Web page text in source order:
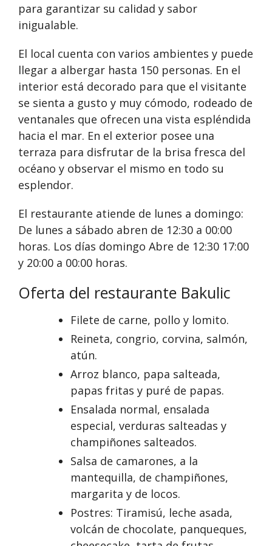
para garantizar su calidad y sabor
inigualable.
El local cuenta con varios ambientes y puede
llegar a albergar hasta 150 personas. En el
interior está decorado para que el visitante
se sienta a gusto y muy cómodo, rodeado de
ventanales que ofrecen una vista espléndida
hacia el mar. En el exterior posee una
terraza para disfrutar de la brisa fresca del
océano y observar el mismo en todo su
esplendor.
El restaurante atiende de lunes a domingo:
De lunes a sábado abren de 12:30 a 00:00
horas. Los días domingo Abre de 12:30 17:00
y 20:00 a 00:00 horas.
Oferta del restaurante Bakulic
Filete de carne, pollo y lomito.
Reineta, congrio, corvina, salmón,
atún.
Arroz blanco, papa salteada,
papas fritas y puré de papas.
Ensalada normal, ensalada
especial, verduras salteadas y
champiñones salteados.
Salsa de camarones, a la
mantequilla, de champiñones,
margarita y de locos.
Postres: Tiramisú, leche asada,
volcán de chocolate, panqueques,